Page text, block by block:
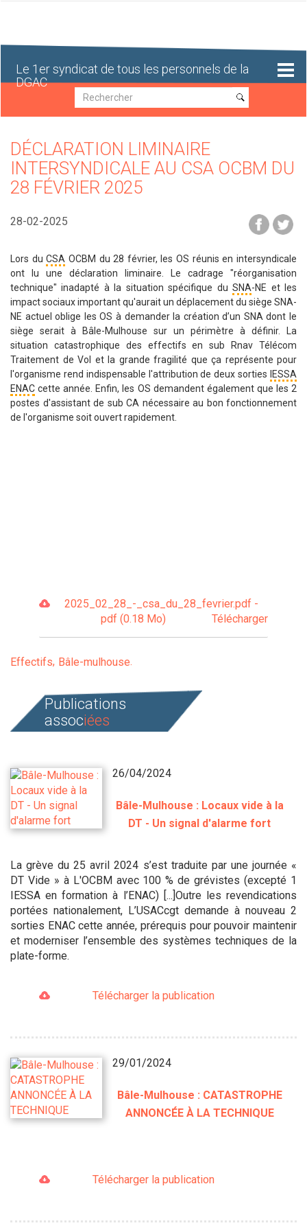
Le 1er syndicat de tous les personnels de la
DGAC
Recherche
Recherche
DÉCLARATION LIMINAIRE
INTERSYNDICALE AU CSA OCBM DU
28 FÉVRIER 2025
28-02-2025
Lors duCSA OCBM du 28 février, les OS réunis en intersyndicale
ont lu une déclaration liminaire. Le cadrage "réorganisation
technique" inadapté à la situation spécifique duSNA-NE et les
impact sociaux important qu'aurait un déplacement du siège SNA-
NE actuel oblige les OS à demander la création d’un SNA dont le
siège serait à Bâle-Mulhouse sur un périmètre à définir. La
situation catastrophique des effectifs en sub Rnav Télécom
Traitement de Vol et la grande fragilité que ça représente pour
l'organisme rend indispensable l'attribution de deux sorties
IESSA
ENAC cette année. Enfin, les OS demandent également que les 2
postes d'assistant de sub CA nécessaire au bon fonctionnement
de l'organisme soit ouvert rapidement.
2025_02_28_-_csa_du_28_fevrier.pdf -
pdf (0.18 Mo)
Télécharger
Effectifs Bâle-mulhouse
Publications
associées
26/04/2024
Bâle-Mulhouse : Locaux vide à la
DT - Un signal d'alarme fort
La grève du 25 avril 2024 s’est traduite par une journée «
DT Vide » à L'OCBM avec 100 % de grévistes (excepté 1
IESSA en formation à l’ENAC) [...]Outre les revendications
portées nationalement, L’USACcgt demande à nouveau 2
sorties ENAC cette année, prérequis pour pouvoir maintenir
et moderniser l’ensemble des systèmes techniques de la
plate-forme.
Télécharger la publication
29/01/2024
Bâle-Mulhouse : CATASTROPHE
ANNONCÉE À LA TECHNIQUE
Télécharger la publication